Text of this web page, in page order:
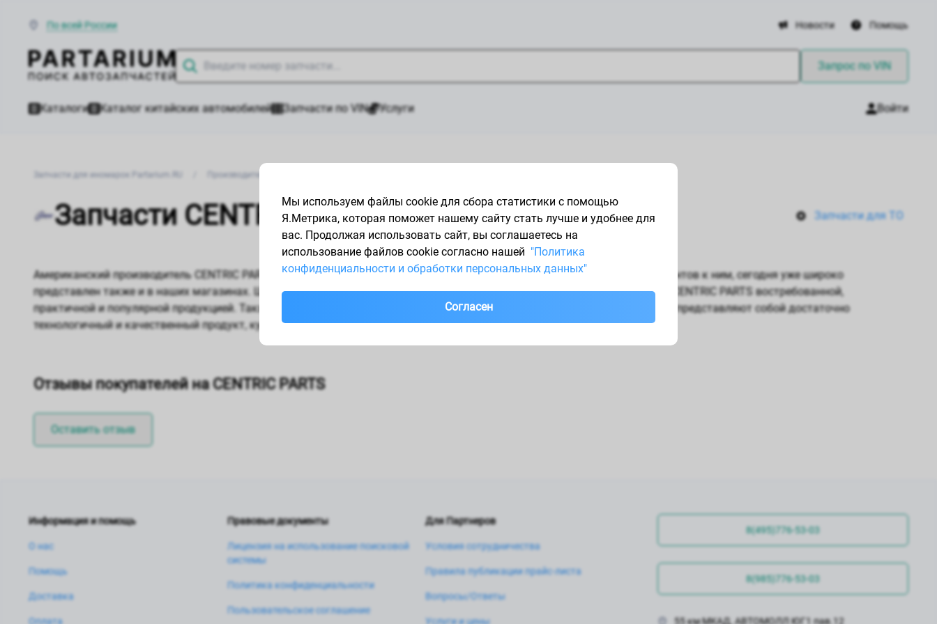
По всей России Новости Помощь
Запрос по VIN
Каталоги Каталог китайских автомобилей Запчасти по VIN Услуги Войти
Запчасти для иномарок Partarium.RU Производители запчастей
Запчасти CENTRIC PARTS Запчасти для ТО
Американский производитель CENTRIC PARTS, специализирующийся на выпуске различных тормозных систем и компонентов к ним, сегодня уже широко
представлен также и в наших магазинах. Широкий каталог продукции, а также привлекательные цены делают запчасти CENTRIC PARTS востребованной,
практичной и популярной продукцией. Также автозапчасти CENTRIC PARTS, даже несмотря на недолгую историю бренда представляют собой достаточно
технологичный и качественный продукт, купить который желает все большее количество людей.
Отзывы покупателей на CENTRIC PARTS
Оставить отзыв
Информация и помощь
О нас
Помощь
Доставка
Оплата
Правовые документы
Лицензия на использование поисковой
системы
Политика конфиденциальности
Пользовательское соглашение
Для Партнеров
Условия сотрудничества
Правила публикации прайс-листа
Вопросы/Ответы
Услуги и цены
8(495)776-53-03
8(985)776-53-03
55 км МКАД, АВТОМОЛЛ ЮГ1 пав.12
Мы используем файлы cookie для сбора статистики с помощью
Я.Метрика, которая поможет нашему сайту стать лучше и удобнее для
вас. Продолжая использовать сайт, вы соглашаетесь на
использование файлов cookie согласно нашей "Политика
конфиденциальности и обработки персональных данных"
Согласен